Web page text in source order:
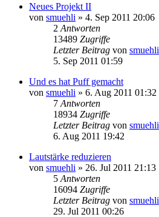
Neues Projekt II
von smuehli » 4. Sep 2011 20:06
2 Antworten
13489 Zugriffe
Letzter Beitrag von smuehli
5. Sep 2011 01:59
Und es hat Puff gemacht
von smuehli » 6. Aug 2011 01:32
7 Antworten
18934 Zugriffe
Letzter Beitrag von smuehli
6. Aug 2011 19:42
Lautstärke reduzieren
von smuehli » 26. Jul 2011 21:13
5 Antworten
16094 Zugriffe
Letzter Beitrag von smuehli
29. Jul 2011 00:26